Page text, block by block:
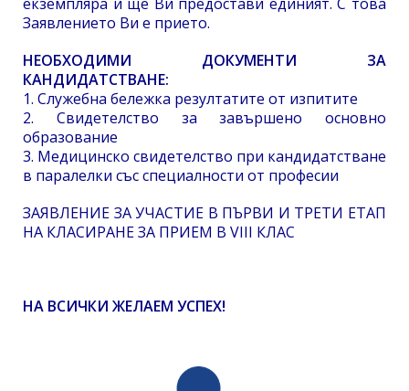
Заявлението Ви е прието.
НЕОБХОДИМИ ДОКУМЕНТИ ЗА
КАНДИДАТСТВАНЕ:
1. Служебна бележка резултатите от изпитите
2. Свидетелство за завършено основно
образование
3. Медицинско свидетелство при кандидатстване
в паралелки със специалности от професии
ЗАЯВЛЕНИЕ ЗА УЧАСТИЕ В ПЪРВИ И ТРЕТИ ЕТАП
НА КЛАСИРАНЕ ЗА ПРИЕМ В VIII КЛАС
НА ВСИЧКИ ЖЕЛАЕМ УСПЕХ!